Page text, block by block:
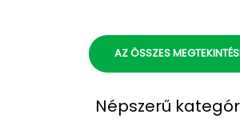
AZ ÖSSZES
Népszerű